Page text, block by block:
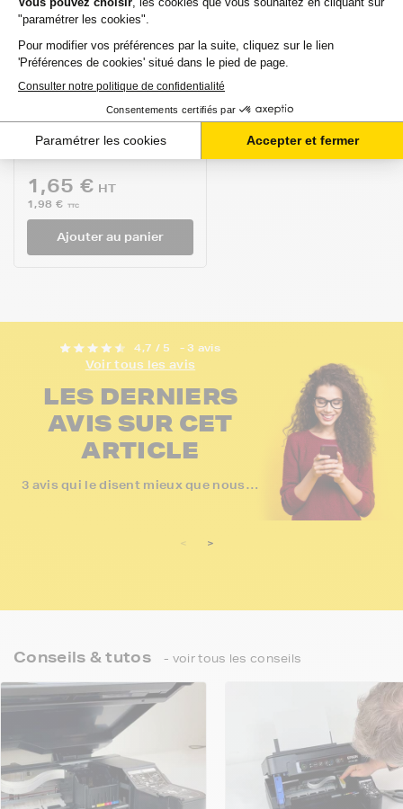
4,7 / 5 - 3 avis
Voir tous les avis
LES DERNIERS
AVIS SUR CET
ARTICLE
3 avis qui le disent mieux que nous…
< >
Ruban générique
équivalent à EPSON
ERC-32 (ABS2992) -
NOIR - Format Stan...
avis
GARANTIE 2 ANS
LIVRAISON GRATUITE
1,65 € HT
1,98 € TTC
Ajouter au panier
Conseils & tutos - voir tous les conseils